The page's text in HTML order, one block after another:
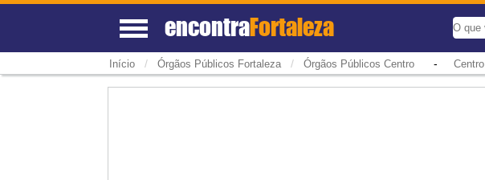
encontraFortaleza
Início / Órgãos Públicos Fortaleza / Órgãos Públicos Centro- Centro